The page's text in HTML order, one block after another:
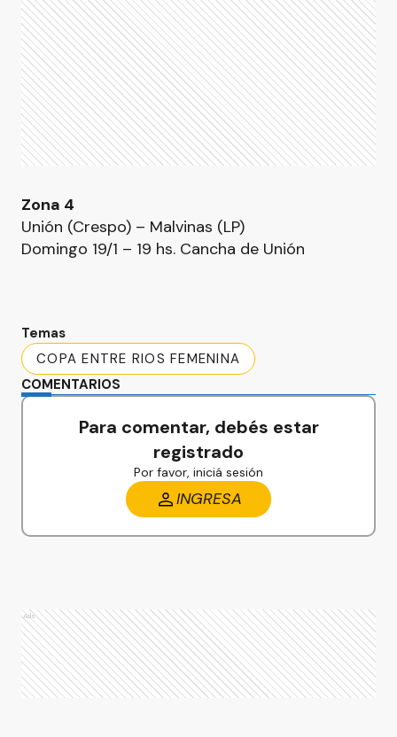
Zona 4
Unión (Crespo) – Malvinas (LP)
Domingo 19/1 – 19 hs. Cancha de Unión
Temas
COPA ENTRE RIOS FEMENINA
COMENTARIOS
Para comentar, debés estar
registrado
Por favor, iniciá sesión
INGRESA
Ads